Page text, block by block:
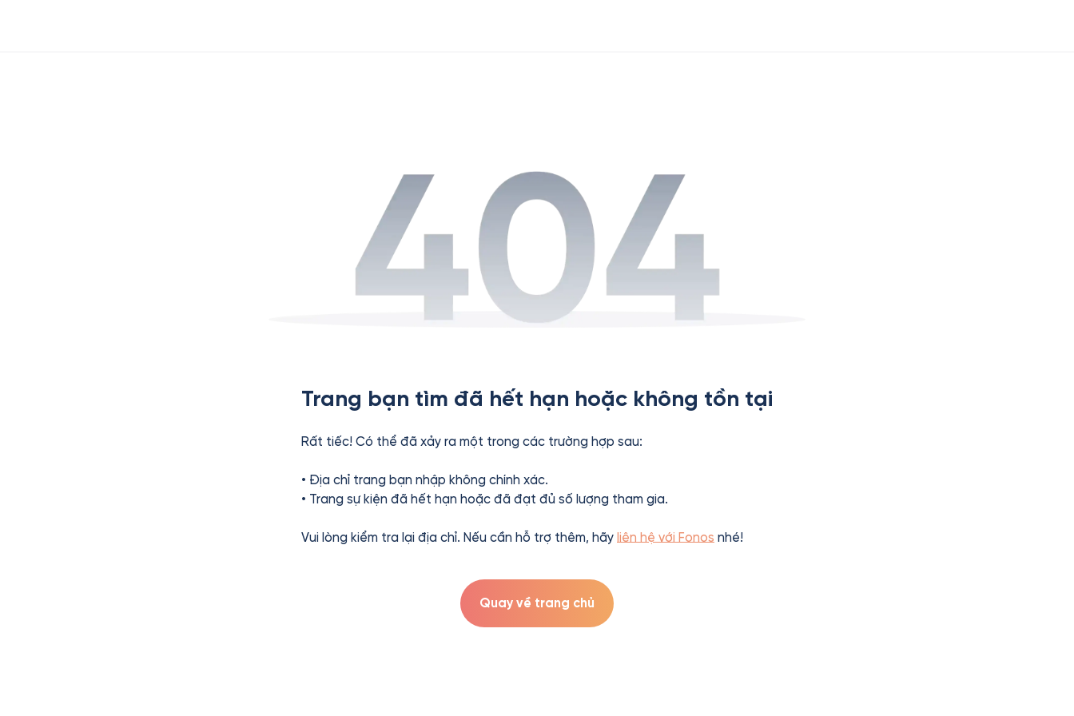
Trang bạn tìm đã hết hạn hoặc không tồn tại
Rất tiếc! Có thể đã xảy ra một trong các trường hợp sau:
• Địa chỉ trang bạn nhập không chính xác.
• Trang sự kiện đã hết hạn hoặc đã đạt đủ số lượng tham gia.
Vui lòng kiểm tra lại địa chỉ. Nếu cần hỗ trợ thêm, hãy liên hệ với Fonos nhé!
Quay về trang chủ